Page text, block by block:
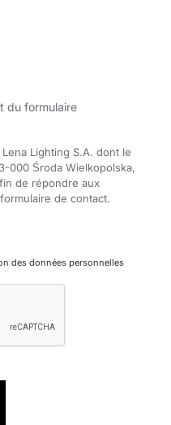
du formulaire
Lighting S.A. dont le
000 Środa Wielkopolska,
de répondre aux
de contact.
des données personnelles